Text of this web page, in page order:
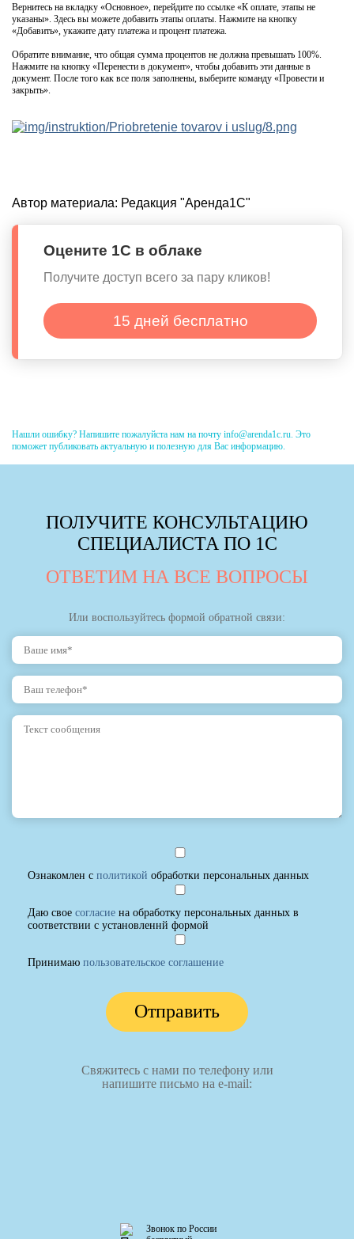
Вернитесь на вкладку «Основное», перейдите по ссылке «К оплате, этапы не
указаны». Здесь вы можете добавить этапы оплаты. Нажмите на кнопку
«Добавить», укажите дату платежа и процент платежа.
Обратите внимание, что общая сумма процентов не должна превышать 100%.
Нажмите на кнопку «Перенести в документ», чтобы добавить эти данные в
документ. После того как все поля заполнены, выберите команду «Провести и
закрыть».
Автор материала: Редакция "Аренда1С"
Оцените 1С в облаке
Получите доступ всего за пару кликов!
15 дней бесплатно
Нашли ошибку? Напишите пожалуйста нам на почту info@arenda1c.ru. Это
поможет публиковать актуальную и полезную для Вас информацию.
ПОЛУЧИТЕ КОНСУЛЬТАЦИЮ
СПЕЦИАЛИСТА ПО 1С
ОТВЕТИМ НА ВСЕ ВОПРОСЫ
Свяжитесь с нами по телефону или
напишите письмо на e-mail:
Звонок по России
Или воспользуйтесь формой обратной связи:
Ознакомлен с политикой обработки персональных данных
Даю свое согласие на обработку персональных данных в
соответствии с установленнй формой
Принимаю пользовательское соглашение
Отправить